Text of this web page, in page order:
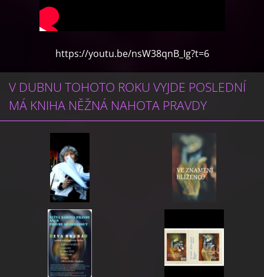
https://youtu.be/nsW38qnB_Ig?t=6
V DUBNU TOHOTO ROKU VYJDE POSLEDNÍ
MÁ KNIHA NĚŽNÁ NAHOTA PRAVDY